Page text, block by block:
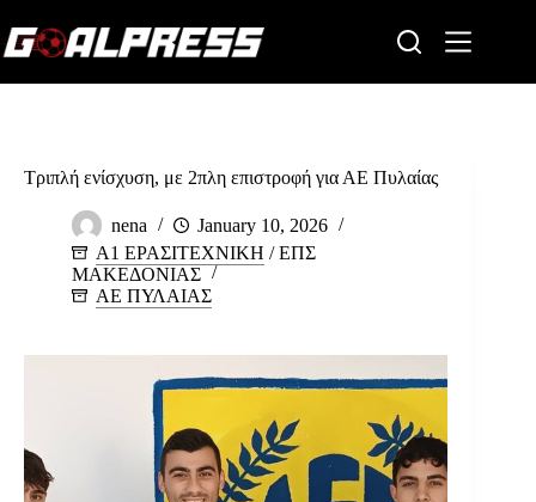
to
content
Τριπλή ενίσχυση, με 2πλη επιστροφή για ΑΕ Πυλαίας
nena
January 10, 2026
Α1 ΕΡΑΣΙΤΕΧΝΙΚΗ /ΕΠΣ
ΜΑΚΕΔΟΝΙΑΣ
ΑΕ ΠΥΛΑΙΑΣ